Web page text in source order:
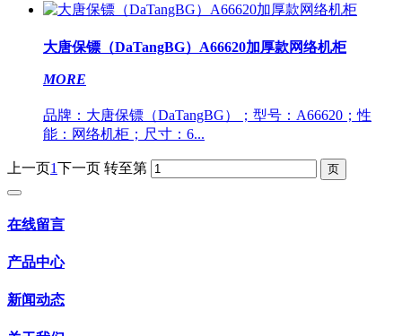
大唐保镖（DaTangBG）A66620加厚款网络机柜
MORE
品牌：大唐保镖（DaTangBG）；型号：A66620；性
能：网络机柜；尺寸：6...
上一页1下一页 转至第
在线留言
产品中心
新闻动态